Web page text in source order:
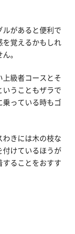
ルがあると便利で
覚えるかもしれ
。
級者コースとそ
いうこともザラで
乗っている時もゴ
わきには木の枝な
付けているほうが
することをおすす